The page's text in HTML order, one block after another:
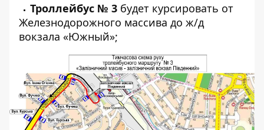
Троллейбус № 3 будет курсировать от
Железнодорожного массива до ж/д
вокзала «Южный»;